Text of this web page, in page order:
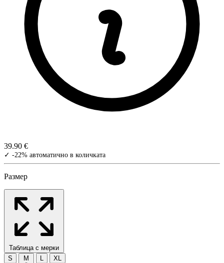
39.90 €
✓ -22% автоматично в количката
Размер
Таблица с мерки
S
M L XL